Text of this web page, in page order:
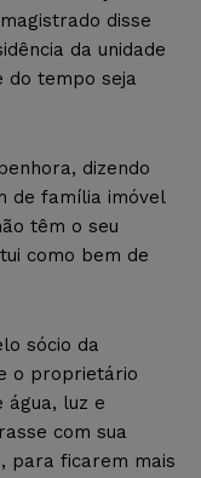
disse
da unidade
do tempo seja
dizendo
de família imóvel
têm o seu
como bem de
sócio da
o proprietário
água, luz e
com sua
para ficarem mais